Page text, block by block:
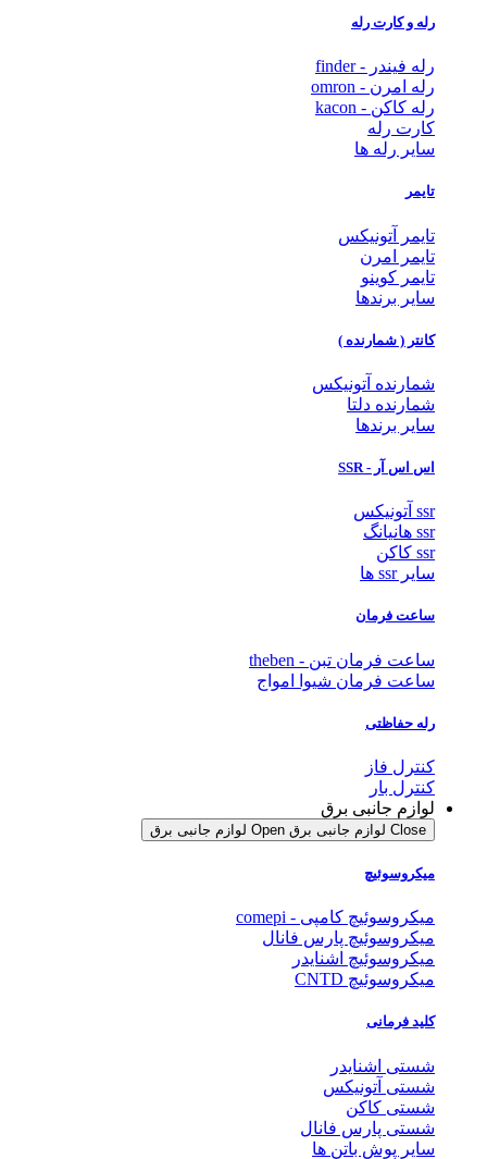
رله و کارت رله
رله فیندر - finder
رله امرن - omron
رله کاکن - kacon
کارت رله
سایر رله ها
تایمر
تایمر آتونیکس
تایمر امرن
تایمر کوینو
سایر برندها
کانتر ( شمارنده )
شمارنده آتونیکس
شمارنده دلتا
سایر برندها
اس اس آر - SSR
ssr آتونیکس
ssr هانیانگ
ssr کاکن
سایر ssr ها
ساعت فرمان
ساعت فرمان تبن - theben
ساعت فرمان شیوا امواج
رله حفاظتی
کنترل فاز
کنترل بار
لوازم جانبی برق
Close لوازم جانبی برق Open لوازم جانبی برق
میکروسوئیچ
میکروسوئیچ کامپی - comepi
میکروسوئیچ پارس فانال
میکروسوئیچ اشنایدر
میکروسوئیچ CNTD
کلید فرمانی
شستی اشنایدر
شستی آتونیکس
شستی کاکن
شستی پارس فانال
سایر پوش باتن ها